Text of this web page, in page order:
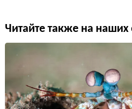
Читайте также на наших